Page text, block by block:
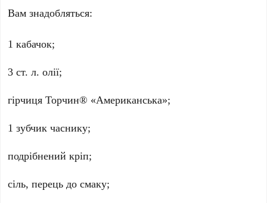
Вам знадобляться:
1 кабачок;
3 ст. л. олії;
гірчиця Торчин® «Американська»;
1 зубчик часнику;
подрібнений кріп;
сіль, перець до смаку;